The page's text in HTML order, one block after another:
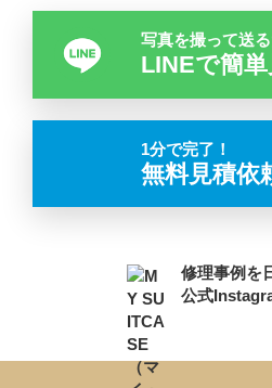
写真を撮って送る
LINEで簡
1分で完了！
無料見積依
修理事例を
公式